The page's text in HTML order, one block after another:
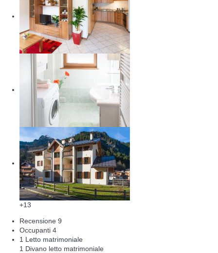
+13
Recensione 9
Occupanti 4
1 Letto matrimoniale
1 Divano letto matrimoniale